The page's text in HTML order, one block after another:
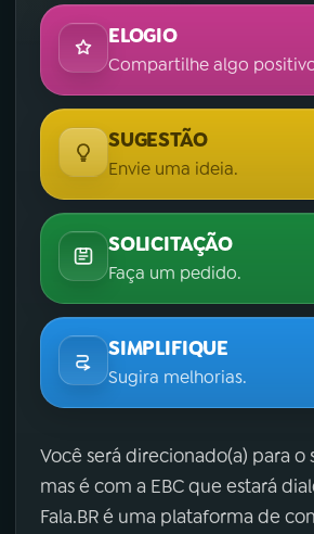
ELOGIO
Compartilhe algo
SUGESTÃO
Envie uma ideia.
SOLICITAÇÃO
Faça um pedido.
SIMPLIFIQUE
Sugira melhorias.
Você será direcionado(a) para o
mas é com a EBC que estará
Fala.BR é uma plataforma de